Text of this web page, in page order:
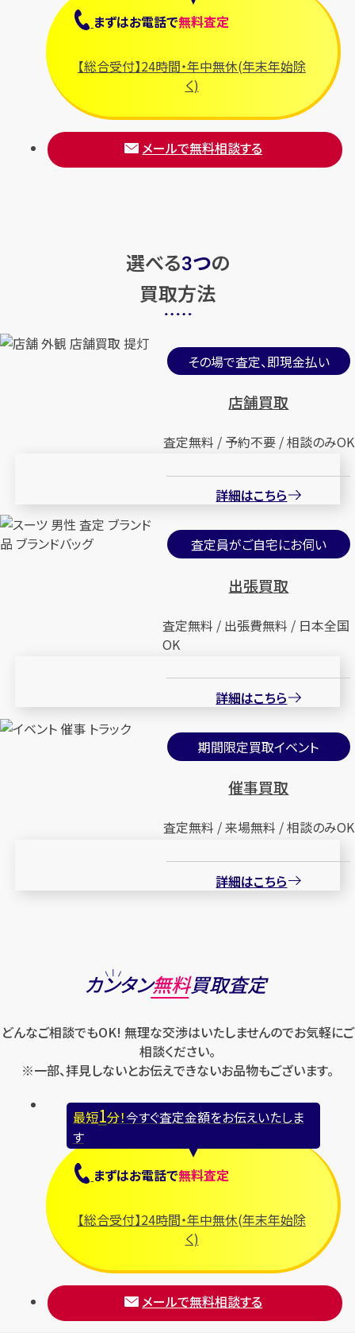
まずはお電話で無料査定
【総合受付】24時間・年中無休(年末年始除
く)
メールで無料相談する
選べる3つの
買取方法
その場で査定、即現金払い
店舗買取
査定無料 / 予約不要 / 相談のみOK
詳細はこちら
査定員がご自宅にお伺い
出張買取
査定無料 / 出張費無料 / 日本全国
OK
詳細はこちら
期間限定買取イベント
催事買取
査定無料 / 来場無料 / 相談のみOK
詳細はこちら
カンタン無料買取査定
どんなご相談でもOK! 無理な交渉はいたしませんのでお気軽にご
相談ください。
※一部、拝見しないとお伝えできないお品物もございます。
最短1分！今すぐ査定金額をお伝えいたしま
す
まずはお電話で無料査定
【総合受付】24時間・年中無休(年末年始除
く)
メールで無料相談する